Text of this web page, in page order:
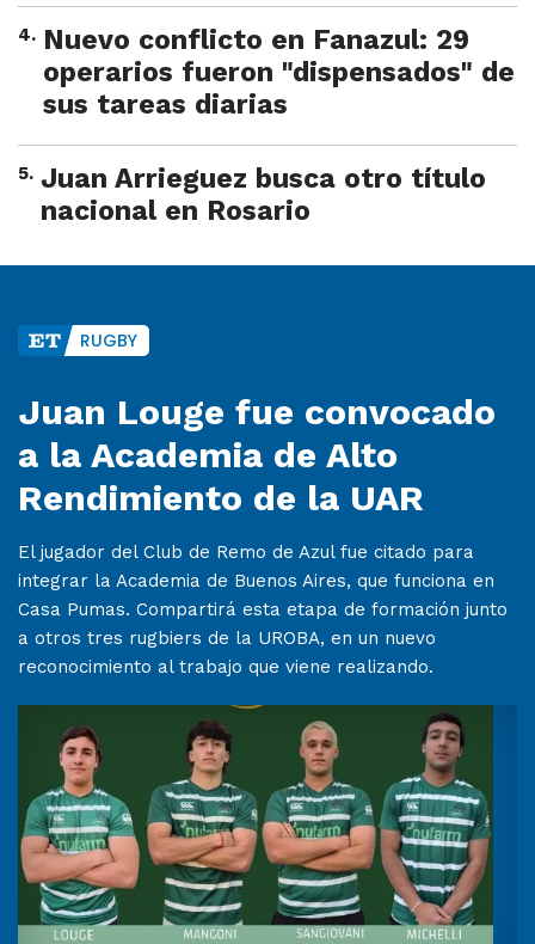
4. Nuevo conflicto en Fanazul: 29
operarios fueron "dispensados" de
sus tareas diarias
5. Juan Arrieguez busca otro título
nacional en Rosario
RUGBY
Juan Louge fue convocado
a la Academia de Alto
Rendimiento de la UAR
El jugador del Club de Remo de Azul fue citado para
integrar la Academia de Buenos Aires, que funciona en
Casa Pumas. Compartirá esta etapa de formación junto
a otros tres rugbiers de la UROBA, en un nuevo
reconocimiento al trabajo que viene realizando.